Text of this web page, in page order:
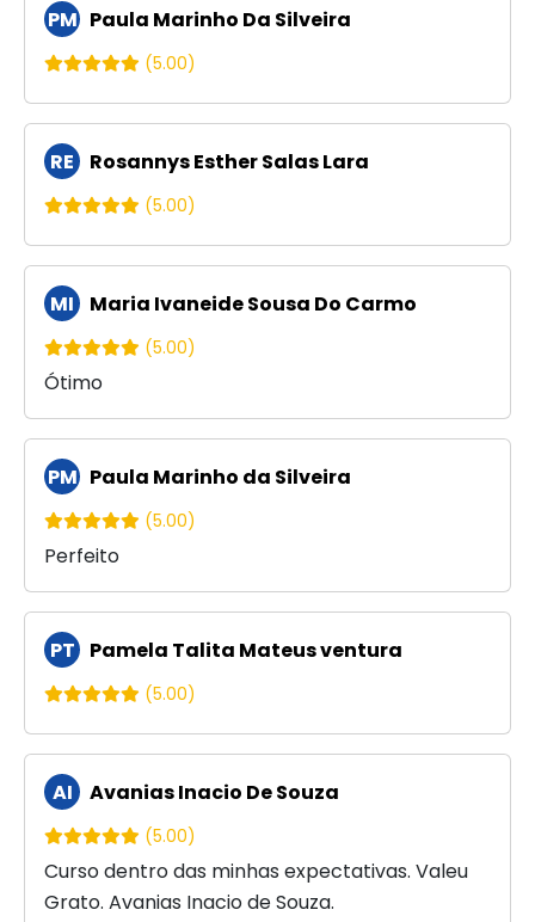
PM Paula Marinho Da Silveira
(5.00)
RE Rosannys Esther Salas Lara
(5.00)
MI Maria Ivaneide Sousa Do Carmo
(5.00)
Ótimo
PM Paula Marinho da Silveira
(5.00)
Perfeito
PT Pamela Talita Mateus ventura
(5.00)
AI Avanias Inacio De Souza
(5.00)
Curso dentro das minhas expectativas. Valeu
Grato. Avanias Inacio de Souza.